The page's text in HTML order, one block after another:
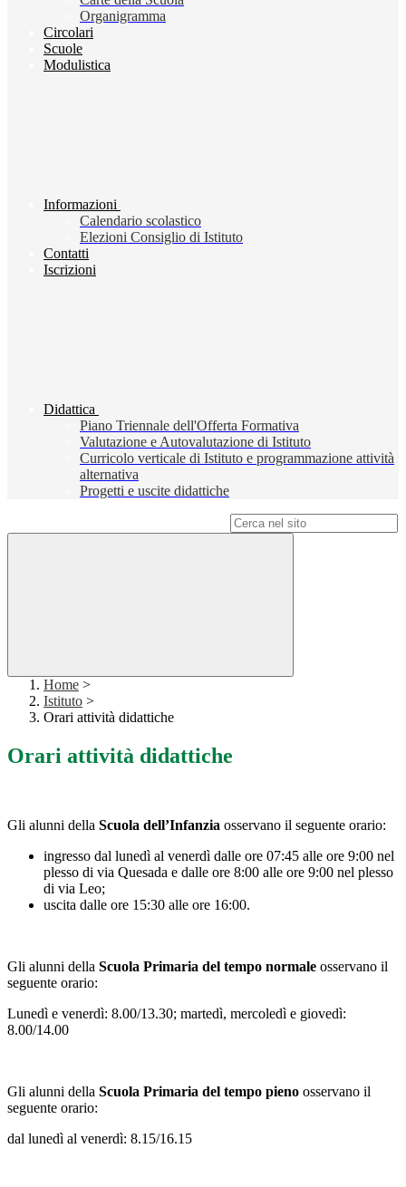
Organigramma
Circolari
Scuole
Modulistica
Informazioni
Calendario scolastico
Elezioni Consiglio di Istituto
Contatti
Iscrizioni
Didattica
Piano Triennale dell'Offerta Formativa
Valutazione e Autovalutazione di Istituto
Curricolo verticale di Istituto e programmazione attività
alternativa
Progetti e uscite didattiche
Home >
Istituto >
Orari attività didattiche
Orari attività didattiche
Gli alunni della Scuola dell’Infanzia osservano il seguente orario:
ingresso dal lunedì al venerdì dalle ore 07:45 alle ore 9:00 nel
plesso di via Quesada e dalle ore 8:00 alle ore 9:00 nel plesso
di via Leo;
uscita dalle ore 15:30 alle ore 16:00.
Gli alunni della Scuola Primaria del tempo normale osservano il
seguente orario:
Lunedì e venerdì: 8.00/13.30; martedì, mercoledì e giovedì:
8.00/14.00
Gli alunni della Scuola Primaria del tempo pieno osservano il
seguente orario:
dal lunedì al venerdì: 8.15/16.15